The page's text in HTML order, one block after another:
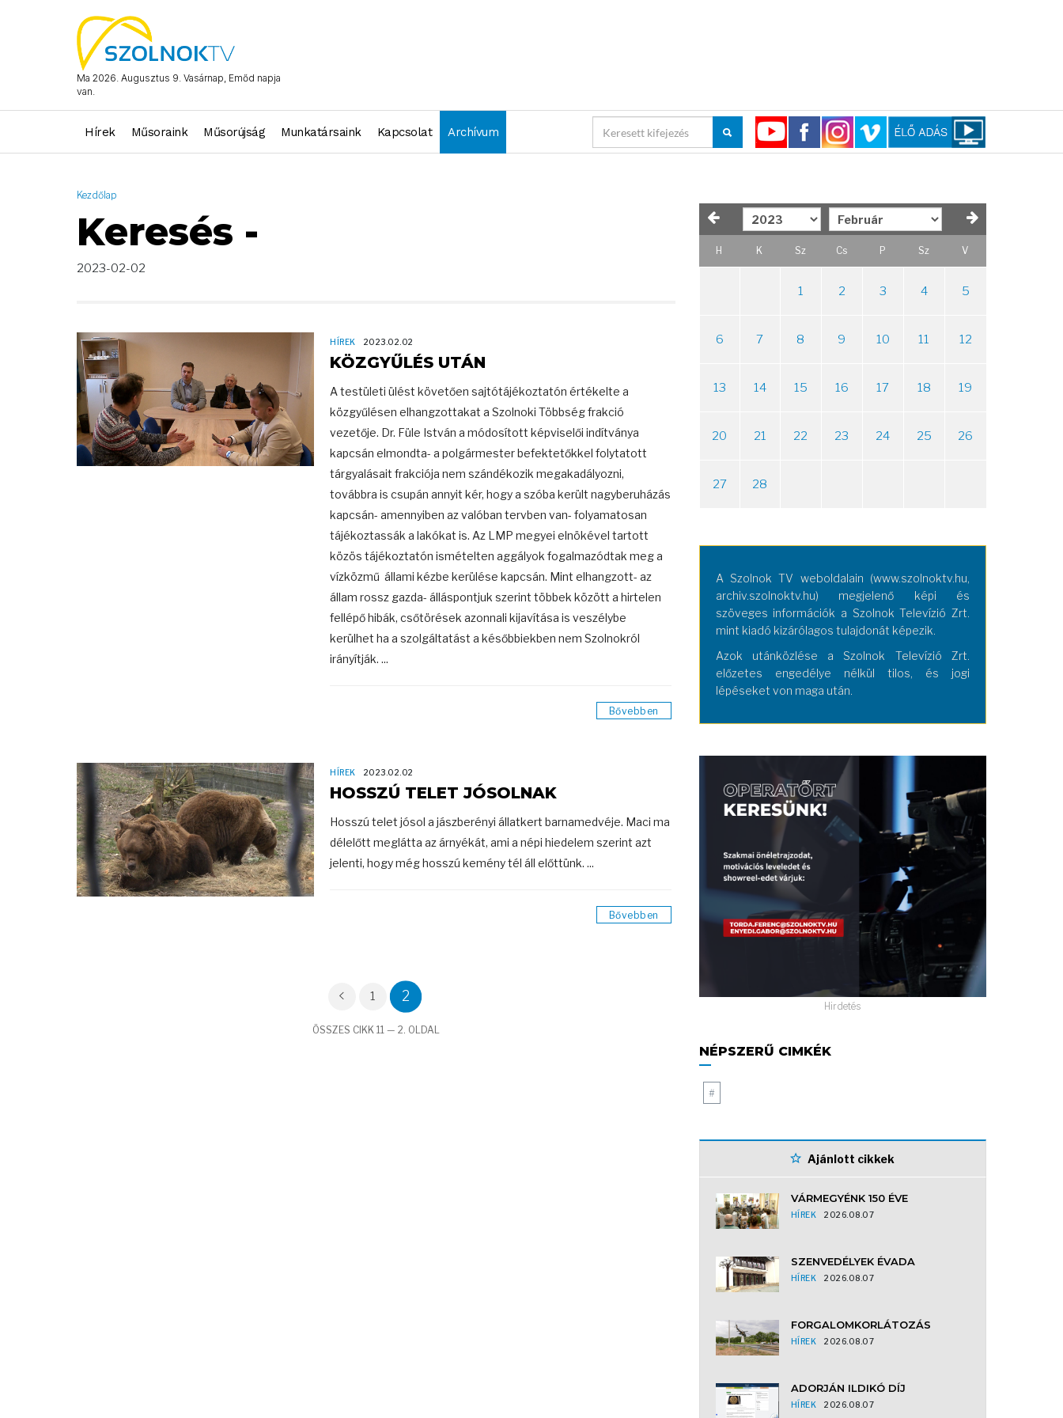
Ma 2026. Augusztus 9. Vasárnap, Emőd napja
van.
Hírek Műsoraink Műsorújság Munkatársaink Kapcsolat Archívum
Kezdőlap
Keresés -
2023-02-02
HÍREK 2023.02.02
KÖZGYŰLÉS UTÁN
A testületi ülést követően sajtótájékoztatón értékelte a
közgyűlésen elhangzottakat a Szolnoki Többség frakció
vezetője. Dr. Füle István a módosított képviselői indítványa
kapcsán elmondta- a polgármester befektetőkkel folytatott
tárgyalásait frakciója nem szándékozik megakadályozni,
továbbra is csupán annyit kér, hogy a szóba került nagyberuházás
kapcsán- amennyiben az valóban tervben van- folyamatosan
tájékoztassák a lakókat is. Az LMP megyei elnökével tartott
közös tájékoztatón ismételten aggályok fogalmazódtak meg a
vízközmű állami kézbe kerülése kapcsán. Mint elhangzott- az
állam rossz gazda- álláspontjuk szerint többek között a hirtelen
fellépő hibák, csőtörések azonnali kijavítása is veszélybe
kerülhet ha a szolgáltatást a későbbiekben nem Szolnokról
irányítják. ...
Bővebben
HÍREK 2023.02.02
HOSSZÚ TELET JÓSOLNAK
Hosszú telet jósol a jászberényi állatkert barnamedvéje. Maci ma
délelőtt meglátta az árnyékát, ami a népi hiedelem szerint azt
jelenti, hogy még hosszú kemény tél áll előttünk. ...
Bővebben
1 2
ÖSSZES CIKK 11 — 2. OLDAL
H K Sz Cs P Sz V
1 2 3 4 5
6 7 8 9 10 11 12
13 14 15 16 17 18 19
20 21 22 23 24 25 26
27 28
A Szolnok TV weboldalain (www.szolnoktv.hu,
archiv.szolnoktv.hu) megjelenő képi és
szöveges információk a Szolnok Televízió Zrt.
mint kiadó kizárólagos tulajdonát képezik.
Azok utánközlése a Szolnok Televízió Zrt.
előzetes engedélye nélkül tilos, és jogi
lépéseket von maga után.
Hirdetés
NÉPSZERŰ CIMKÉK
#
Ajánlott cikkek
VÁRMEGYÉNK 150 ÉVE
HÍREK 2026.08.07
SZENVEDÉLYEK ÉVADA
HÍREK 2026.08.07
FORGALOMKORLÁTOZÁS
HÍREK 2026.08.07
ADORJÁN ILDIKÓ DÍJ
HÍREK 2026.08.07